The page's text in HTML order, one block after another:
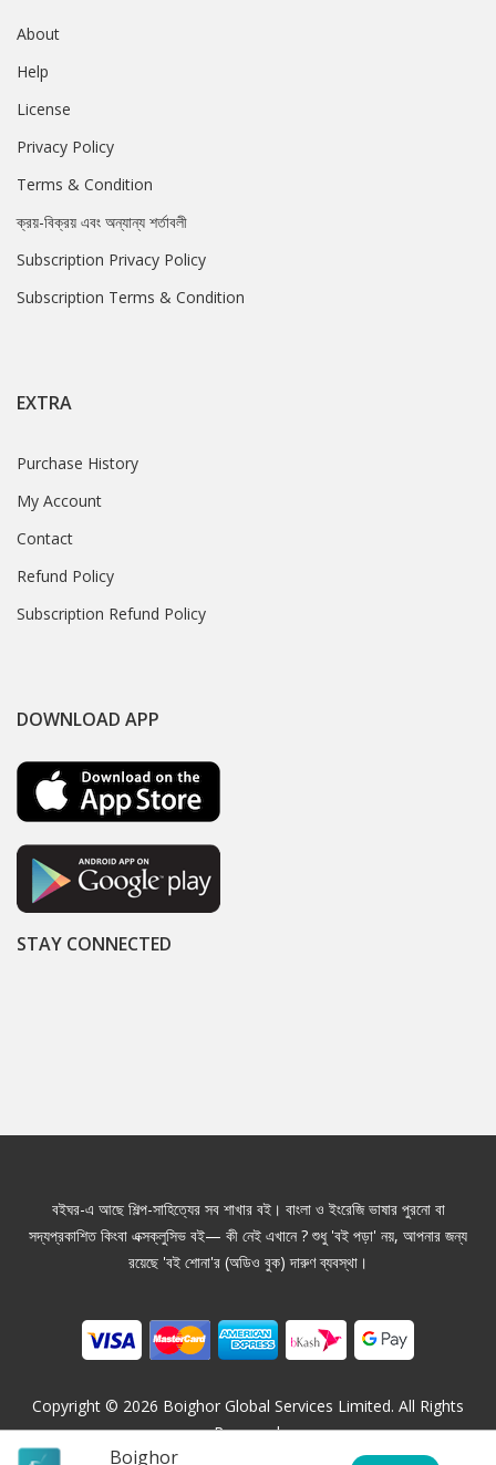
Boighor
About
Help
License
Privacy Policy
Terms & Condition
ক্রয়-বিক্রয় এবং অন্যান্য শর্তাবলী
Subscription Privacy Policy
Subscription Terms & Condition
EXTRA
Purchase History
My Account
Contact
Refund Policy
Subscription Refund Policy
DOWNLOAD APP
STAY CONNECTED
বইঘর-এ আছে শিল্প-সাহিত্যের সব শাখার বই। বাংলা ও ইংরেজি ভাষার পুরনো বা
সদ্যপ্রকাশিত কিংবা এক্সক্লুসিভ বই— কী নেই এখানে ? শুধু 'বই পড়া' নয়, আপনার জন্য
রয়েছে 'বই শোনা'র (অডিও বুক) দারুণ ব্যবস্থা।
Copyright © 2026 Boighor Global Services Limited. All Rights
Reserved.